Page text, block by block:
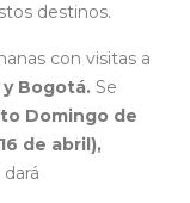
destinos.
con visitas a
y Bogotá. Se
Domingo de
de abril),